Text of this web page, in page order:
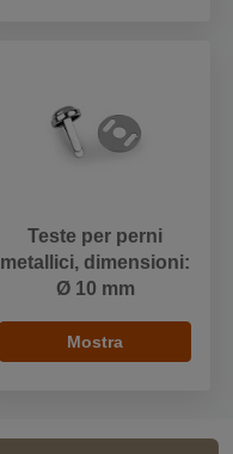
Teste per perni
metallici, dimensioni:
Ø 10 mm
Mostra